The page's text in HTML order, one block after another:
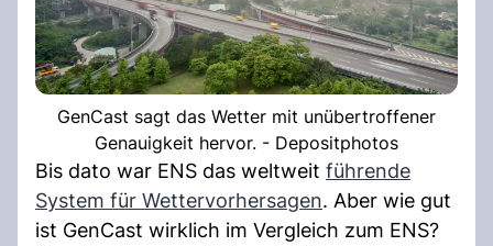
GenCast sagt das Wetter mit unübertroffener
Genauigkeit hervor. - Depositphotos
Bis dato war ENS das weltweit führende
System für Wettervorhersagen. Aber wie gut
ist GenCast wirklich im Vergleich zum ENS?